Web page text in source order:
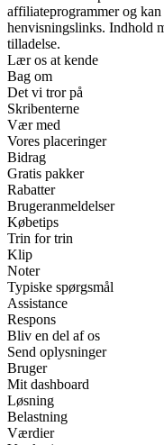
affiliateprogrammer og
henvisningslinks. Indhold
tilladelse.
Lær os at kende
Bag om
Det vi tror på
Skribenterne
Vær med
Vores placeringer
Bidrag
Gratis pakker
Rabatter
Brugeranmeldelser
Købetips
Trin for trin
Klip
Noter
Typiske spørgsmål
Assistance
Respons
Bliv en del af os
Send oplysninger
Bruger
Mit dashboard
Løsning
Belastning
Værdier